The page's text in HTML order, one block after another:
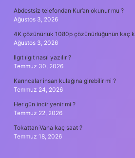
Abdestsiz telefondan Kur’an okunur mu ?
Ağustos 3, 2026
4K çözünürlük 1080p çözünürlüğünün kaç
Ağustos 3, 2026
Ilgıt ılgıt nasıl yazılır ?
Temmuz 30, 2026
Karıncalar insan kulağına girebilir mi ?
Temmuz 24, 2026
Her gün incir yenir mi ?
Temmuz 22, 2026
Tokattan Vana kaç saat ?
Temmuz 18, 2026